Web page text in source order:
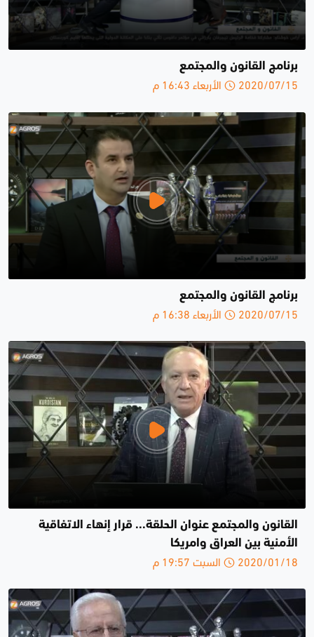
برنامج القانون والمجتمع
2020/07/15 الأربعاء 16:43 م
برنامج القانون والمجتمع
2020/07/15 الأربعاء 16:38 م
القانون والمجتمع عنوان الحلقة... قرار إنهاء الاتفاقية
الأمنية بين العراق وامريكا
2020/01/18 السبت 19:57 م